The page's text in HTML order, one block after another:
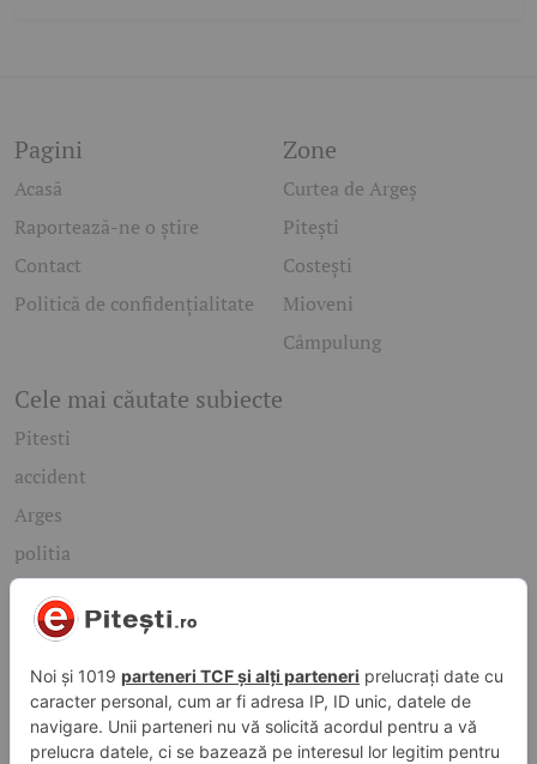
Pagini
Acasă
Raportează-ne o știre
Contact
Politică de confidențialitate
Zone
Curtea de Argeș
Pitești
Costești
Mioveni
Câmpulung
Cele mai căutate subiecte
Pitesti
accident
Arges
politia
mioveni
Caută rapid știrile care te interesează
Găsește cele mai recente știri, evenimente și subiecte de
interes din orașul tău. Introdu un cuvânt-cheie și descoperă
informațiile de care ai nevoie!